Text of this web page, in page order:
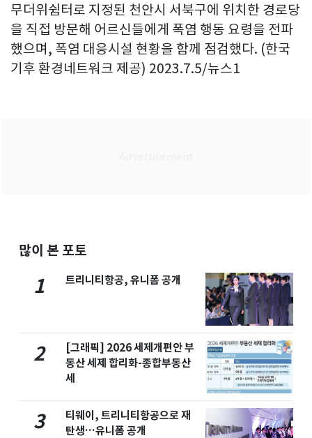
무더위쉼터로 지정된 천안시 서북구에 위치한 경로당
을 직접 방문해 어르신들에게 폭염 행동 요령을 전파
했으며, 폭염 대응시설 현황을 함께 점검했다. (한국
기후 환경네트워크 제공) 2023.7.5/뉴스1
많이 본 포토
1 트리니티항공, 유니폼 공개
2
[그래픽] 2026 세제개편안 부
동산 세제 합리화-종합부동산
세
3
티웨이, 트리니티항공으로 재
탄생…유니폼 공개